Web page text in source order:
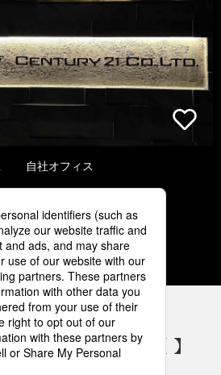
自社オフィス
3 4 5
電気設備 SNSアカウント